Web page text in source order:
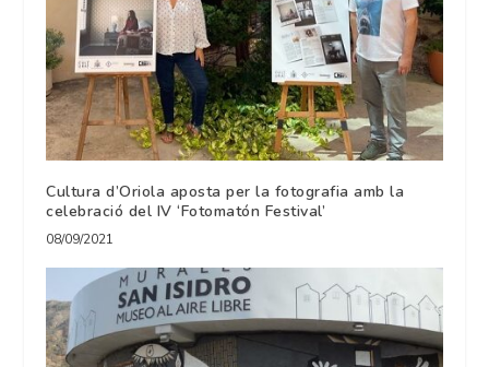
Cultura d’Oriola aposta per la fotografia amb la
celebració del IV ‘Fotomatón Festival’
08/09/2021